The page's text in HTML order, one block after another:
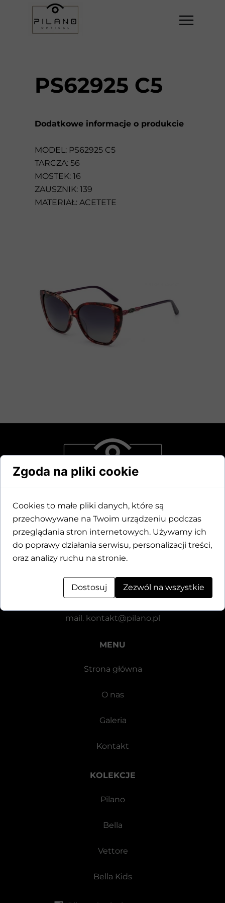
Dodatkowe informacje o produkcie
MODEL: PS62925 C5
TARCZA: 56
MOSTEK: 16
ZAUSZNIK: 139
MATERIAŁ: ACETETE
PS62925 C5
KOLEKCJE
Pilano
Bella
Vettore
Bella Kids
MENU
Strona główna
O nas
Galeria
Kontakt
Dane kontaktowe
Motylewska 24
tel.+48 571 521 126
mail. kontakt@pilano.pl
Zgoda na pliki cookie
Cookies to małe pliki danych, które są
przechowywane na Twoim urządzeniu podczas
przeglądania stron internetowych. Używamy ich
do poprawy działania serwisu, personalizacji treści,
oraz analizy ruchu na stronie.
Dostosuj Zezwól na wszystkie